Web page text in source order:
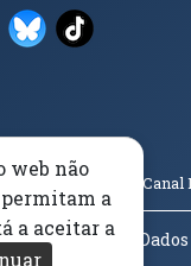
janela)
em nova janela)
(abre em nova
(abre em nova
Bluesky (abre em
TikTok
Livro Amarelo (abre
Canal
Proteção de Dados
web não
a
a aceitar a